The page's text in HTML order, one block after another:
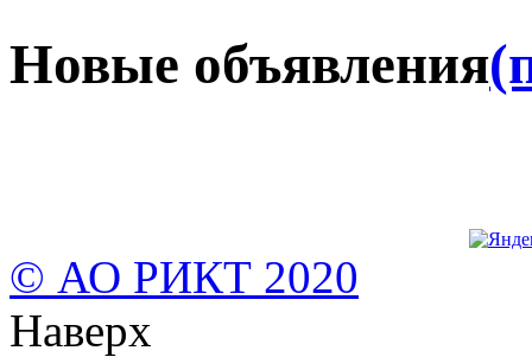
Новые объявления
© АО РИКТ 2020
Наверх